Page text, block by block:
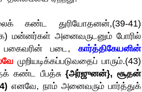
கண்ட துரியோதனன்,(39-41)
மன்னர்கள் அனைவருடனும் போரில்
பகைவரின் படை, கார்த்திகேயனின்
முறியடிக்கப்படுவதைப் பாரும்.(43)
கண்ட பீபத்சு{அர்ஜுனன்}, சூதன்
எனவே, நாம் அனைவரும் பார்த்துக்